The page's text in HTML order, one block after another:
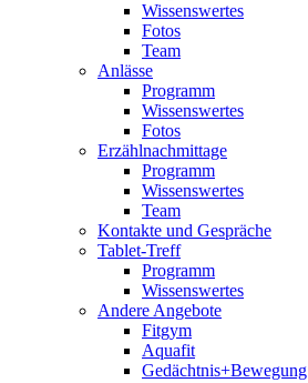
Wissenswertes
Fotos
Team
Anlässe
Programm
Wissenswertes
Fotos
Erzählnachmittage
Programm
Wissenswertes
Team
Kontakte und Gespräche
Tablet-Treff
Programm
Wissenswertes
Andere Angebote
Fitgym
Aquafit
Gedächtnis+Bewegung